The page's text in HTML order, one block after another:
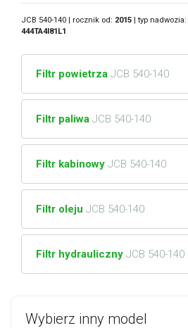
Wybierz inny model
JCB 540-140 | rocznik od: 2015 | typ nadwozia:
444TA4I81L1
Filtr powietrza JCB 540-140
Filtr paliwa JCB 540-140
Filtr kabinowy JCB 540-140
Filtr oleju JCB 540-140
Filtr hydrauliczny JCB 540-140